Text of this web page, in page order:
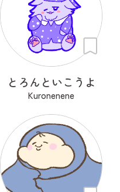
とろんといこうよ
Kuronenene